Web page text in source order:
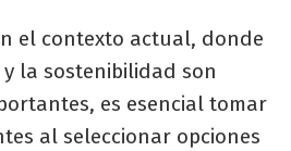
el contexto actual, donde
la sostenibilidad son
es esencial tomar
al seleccionar opciones